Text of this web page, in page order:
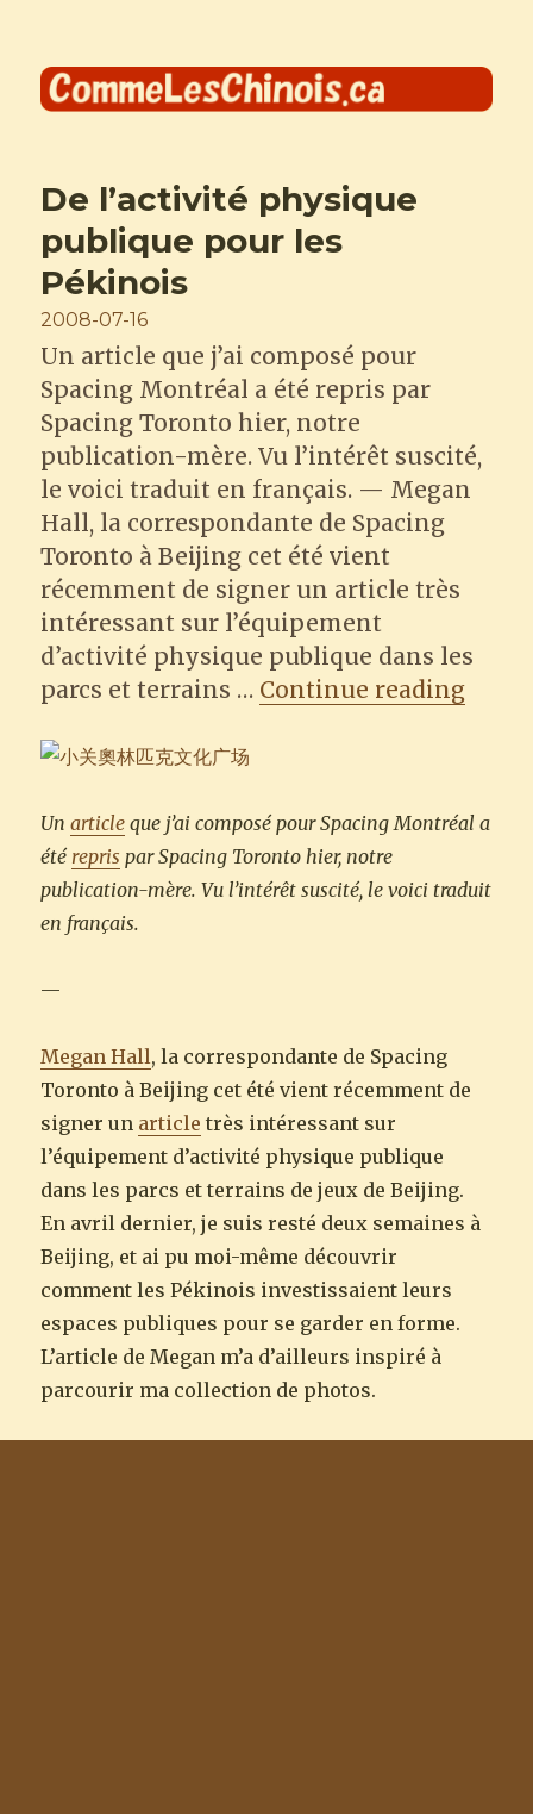
Comme les Chinois
De l’activité physique
publique pour les
Pékinois
Posted
on
2008-07-16
Un article que j’ai composé pour
Spacing Montréal a été repris par
Spacing Toronto hier, notre
publication-mère. Vu l’intérêt suscité,
le voici traduit en français. — Megan
Hall, la correspondante de Spacing
Toronto à Beijing cet été vient
récemment de signer un article très
intéressant sur l’équipement
d’activité physique publique dans les
parcs et terrains … Continue reading“De
Unarticle que j’ai composé pour Spacing Montréal a
été repris par Spacing Toronto hier, notre
publication-mère. Vu l’intérêt suscité, le voici traduit
en français.
—
Megan Hall, la correspondante de Spacing
Toronto à Beijing cet été vient récemment de
signer un article très intéressant sur
l’équipement d’activité physique publique
dans les parcs et terrains de jeux de Beijing.
En avril dernier, je suis resté deux semaines à
Beijing, et ai pu moi-même découvrir
comment les Pékinois investissaient leurs
espaces publiques pour se garder en forme.
L’article de Megan m’a d’ailleurs inspiré à
parcourir ma collection de photos.